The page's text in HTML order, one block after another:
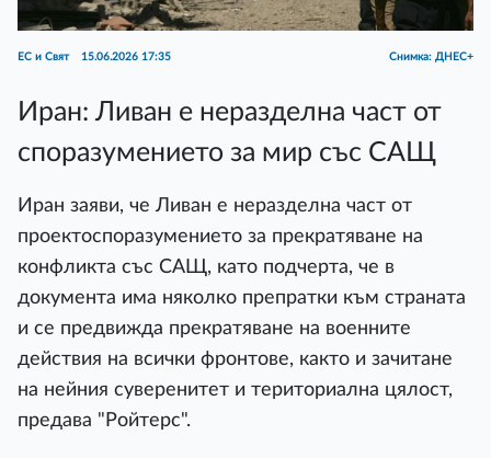
ЕС и Свят 15.06.2026 17:35 Снимка: ДНЕС+
Иран: Ливан е неразделна част от
споразумението за мир със САЩ
Иран заяви, че Ливан е неразделна част от
проектоспоразумението за прекратяване на
конфликта със САЩ, като подчерта, че в
документа има няколко препратки към страната
и се предвижда прекратяване на военните
действия на всички фронтове, както и зачитане
на нейния суверенитет и териториална цялост,
предава "Ройтерс".